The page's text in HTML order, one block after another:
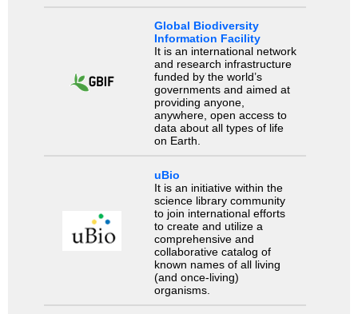
Global Biodiversity
Information Facility
It is an international network
and research infrastructure
funded by the world’s
governments and aimed at
providing anyone,
anywhere, open access to
data about all types of life
on Earth.
uBio
It is an initiative within the
science library community
to join international efforts
to create and utilize a
comprehensive and
collaborative catalog of
known names of all living
(and once-living)
organisms.